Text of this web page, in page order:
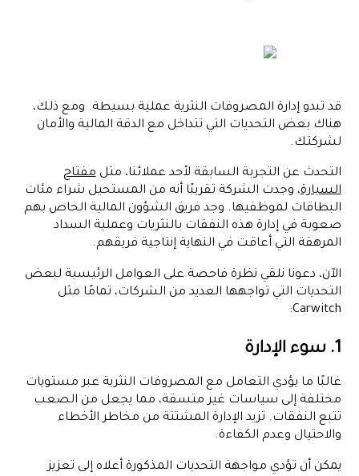
قد تبدو إدارة المصروفات النثرية عملية بسيطة. ومع ذلك،
هناك بعض التحديات التي تتداخل مع الدقة المالية والأمان
لشركتك.
التحدث عن التجربة السابقة لأحد عملائنا، مثلمفتاح
السيارة، وجدت الشركة تقريبًا أنه من المستحيل شراء مئات
البطاقات لموظفيها. وجد فريق الشؤون المالية الخاص بهم
صعوبة في إدارة هذه النفقات بالنثريات وعملية السداد
المرهقة التي أعاقت في النهاية إنتاجية فريقهم.
الآن، دعونا نلقي نظرة فاحصة على العوامل الرئيسية لبعض
التحديات التي تواجهها العديد من الشركات، تمامًا مثل
Carwitch:
1. سوء الإدارة
غالبًا ما يؤدي التعامل مع المصروفات النثرية عبر مستويات
مختلفة إلى سياسات غير متسقة، مما يجعل من الصعب
تتبع النفقات. تزيد الإدارة المشتتة من مخاطر الأخطاء
والاحتيال وعدم الكفاءة.
يمكن أن تؤدي مواجهة التحديات المذكورة أعلاه إلى تعزيز